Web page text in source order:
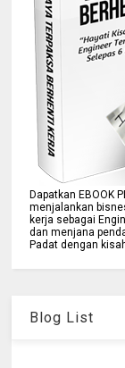
Dapatkan EBOOK
menjalankan
kerja sebagai
dan menjana
Padat dengan
Blog List